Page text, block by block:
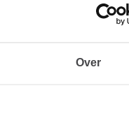
Over
goed mogelijk